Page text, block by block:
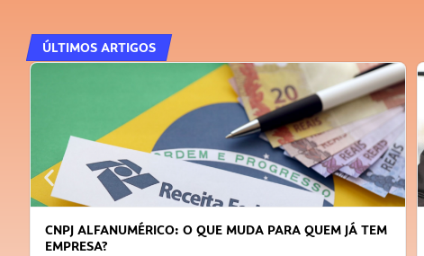
ÚLTIMOS ARTIGOS
CNPJ ALFANUMÉRICO: O QUE MUDA PARA QUEM JÁ TEM
EMPRESA?